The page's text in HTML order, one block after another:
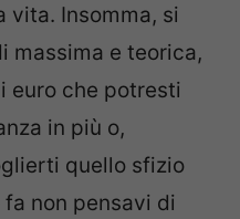
vita. Insomma, si
massima e teorica,
euro che potresti
in più o,
quello sfizio
non pensavi di